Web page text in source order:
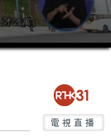
電視直播